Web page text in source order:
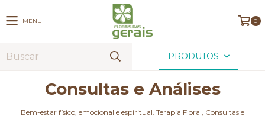
MENU 0
PRODUTOS
Consultas e Análises
Bem-estar físico, emocional e espiritual. Terapia Floral, Consultas e